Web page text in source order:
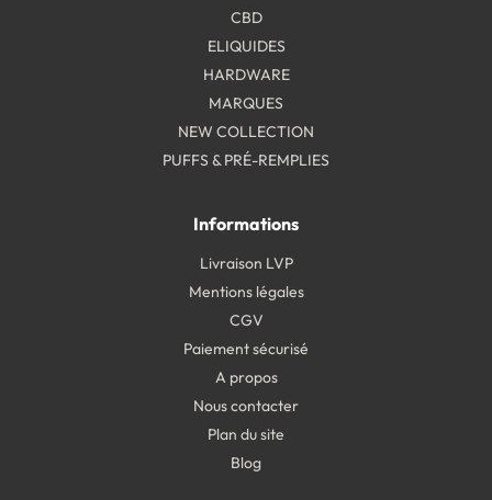
CBD
ELIQUIDES
HARDWARE
MARQUES
NEW COLLECTION
PUFFS & PRÉ-REMPLIES
Informations
Livraison LVP
Mentions légales
CGV
Paiement sécurisé
A propos
Nous contacter
Plan du site
Blog